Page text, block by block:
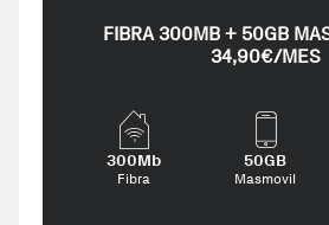
FIBRA 300MB + 50GB
34,90€/MES
300Mb
Fibra
50GB
Masmovil